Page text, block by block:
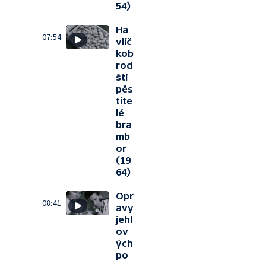
54)
07:54
Ha
vlíč
kob
rod
ští
pěs
tite
lé
bra
mb
or
(19
64)
08:41
Opr
avy
jehl
ov
ých
po